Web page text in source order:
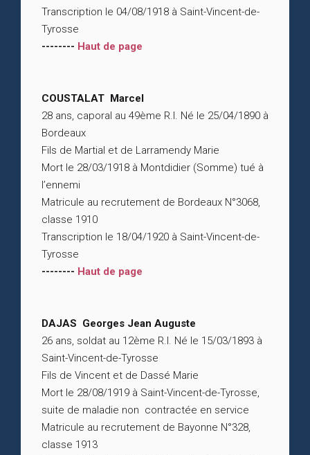
Transcription le 04/08/1918 à Saint-Vincent-de-
Tyrosse
-------- Haut de page
COUSTALAT Marcel
28 ans, caporal au 49ème R.I. Né le 25/04/1890 à
Bordeaux
Fils de Martial et de Larramendy Marie
Mort le 28/03/1918 à Montdidier (Somme) tué à
l’ennemi
Matricule au recrutement de Bordeaux N°3068,
classe 1910
Transcription le 18/04/1920 à Saint-Vincent-de-
Tyrosse
-------- Haut de page
DAJAS Georges Jean Auguste
26 ans, soldat au 12ème R.I. Né le 15/03/1893 à
Saint-Vincent-de-Tyrosse
Fils de Vincent et de Dassé Marie
Mort le 28/08/1919 à Saint-Vincent-de-Tyrosse,
suite de maladie non contractée en service
Matricule au recrutement de Bayonne N°328,
classe 1913